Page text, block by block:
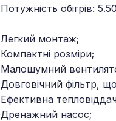
Потужність обігрів:
Легкий монтаж;
Компактні розміри;
Малошумний
Довговічний фільтр,
Ефективна
Дренажний насос;